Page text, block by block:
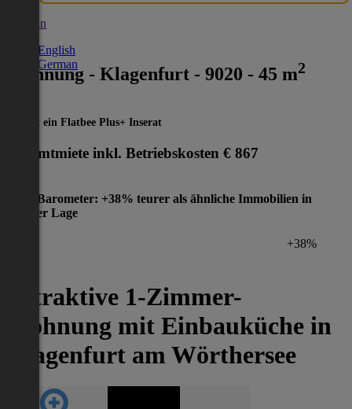
German
English
German
Wohnung - Klagenfurt - 9020 - 45 m2
Dies ist ein Flatbee Plus+ Inserat
Gesamtmiete inkl. Betriebskosten € 867
Preis-Barometer: +38% teurer als ähnliche Immobilien in
gleicher Lage
+38%
Attraktive 1-Zimmer-
Wohnung mit Einbauküche in
Klagenfurt am Wörthersee